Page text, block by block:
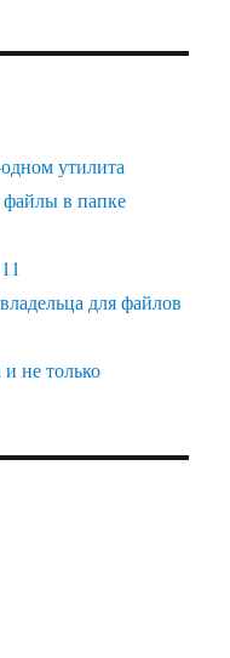
утилита
файлы в папке
для файлов
и не только